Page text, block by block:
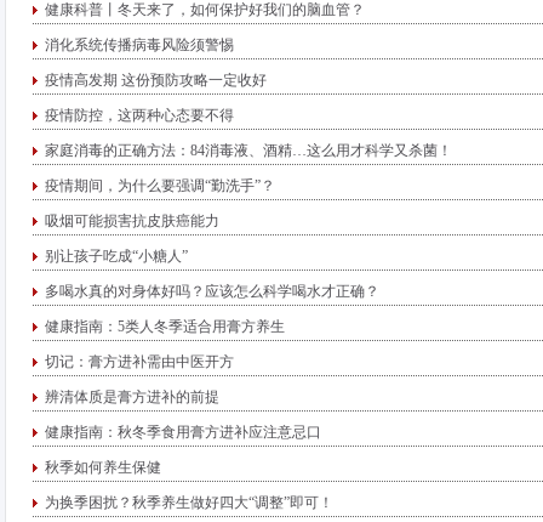
健康科普丨冬天来了，如何保护好我们的脑血管？
消化系统传播病毒风险须警惕
疫情高发期 这份预防攻略一定收好
疫情防控，这两种心态要不得
家庭消毒的正确方法：84消毒液、酒精…这么用才科学又杀菌！
疫情期间，为什么要强调“勤洗手”？
吸烟可能损害抗皮肤癌能力
别让孩子吃成“小糖人”
多喝水真的对身体好吗？应该怎么科学喝水才正确？
健康指南：5类人冬季适合用膏方养生
切记：膏方进补需由中医开方
辨清体质是膏方进补的前提
健康指南：秋冬季食用膏方进补应注意忌口
秋季如何养生保健
为换季困扰？秋季养生做好四大“调整”即可！